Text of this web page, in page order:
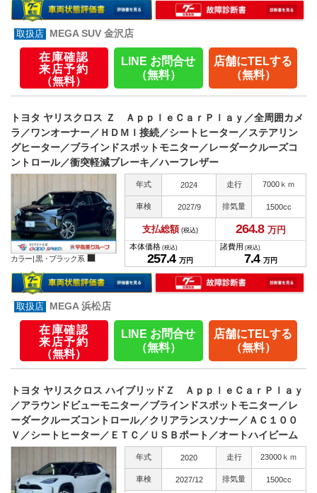
MEGA SUV 金沢店
在庫確認
来店予約
（無料）
LINE お問合せ
（無料）
店舗にTELする
（無料）
トヨタ ヤリスクロス Ｚ ＡｐｐｌｅＣａｒＰｌａｙ／全周囲カメ
ラ／ワンオーナー／ＨＤＭＩ接続／シートヒーター／ステアリン
グヒーター／ブラインドスポットモニター／レーダークルーズコ
ントロール／衝突軽減ブレーキ／ハーフレザー
カラー |黒・ブラック系
年式 2024 走行 7000ｋｍ
車検 2027/9 排気量 1500cc
支払総額 (税込) 264.8 万円
本体価格 (税込)
257.4 万円
諸費用 (税込)
7.4 万円
MEGA 浜松店
在庫確認
来店予約
（無料）
LINE お問合せ
（無料）
店舗にTELする
（無料）
トヨタ ヤリスクロス ハイブリッドＺ ＡｐｐｌｅＣａｒＰｌａｙ
／アラウンドビューモニター／ブラインドスポットモニター／レ
ーダークルーズコントロール／クリアランスソナー／ＡＣ１００
Ｖ／シートヒーター／ＥＴＣ／ＵＳＢポート／オートハイビーム
年式 2020 走行 23000ｋｍ
車検 2027/12 排気量 1500cc